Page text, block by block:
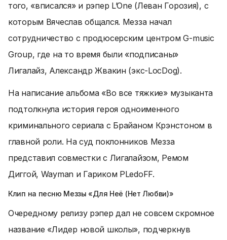
того, «вписался» и рэпер L’One (Леван Горозия), с
которым Вячеслав общался. Мезза начал
сотрудничество с продюсерским центром G-music
Group, где на то время были «подписаны»
Лигалайз, Александр Жвакин (экс-LocDog).
На написание альбома «Во все тяжкие» музыканта
подтолкнула история героя одноименного
криминального сериала с Брайаном Крэнстоном в
главной роли. На суд поклонников Мезза
представил совместки с Лигалайзом, Ремом
Диггой, Wayman и Гариком PLedoFF.
Клип на песню Меззы «Для Неё (Нет Любви)»
Очередному релизу рэпер дал не совсем скромное
название «Лидер новой школы», подчеркнув